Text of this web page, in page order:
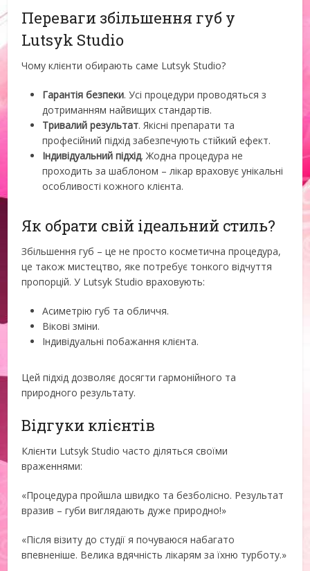
Переваги збільшення губ у
Lutsyk Studio
Чому клієнти обирають саме Lutsyk Studio?
Гарантія безпеки. Усі процедури проводяться з
дотриманням найвищих стандартів.
Тривалий результат. Якісні препарати та
професійний підхід забезпечують стійкий ефект.
Індивідуальний підхід. Жодна процедура не
проходить за шаблоном – лікар враховує унікальні
особливості кожного клієнта.
Як обрати свій ідеальний стиль?
Збільшення губ – це не просто косметична процедура,
це також мистецтво, яке потребує тонкого відчуття
пропорцій. У Lutsyk Studio враховують:
Асиметрію губ та обличчя.
Вікові зміни.
Індивідуальні побажання клієнта.
Цей підхід дозволяє досягти гармонійного та
природного результату.
Відгуки клієнтів
Клієнти Lutsyk Studio часто діляться своїми
враженнями:
«Процедура пройшла швидко та безболісно. Результат
вразив – губи виглядають дуже природно!»
«Після візиту до студії я почуваюся набагато
впевненіше. Велика вдячність лікарям за їхню турботу.»